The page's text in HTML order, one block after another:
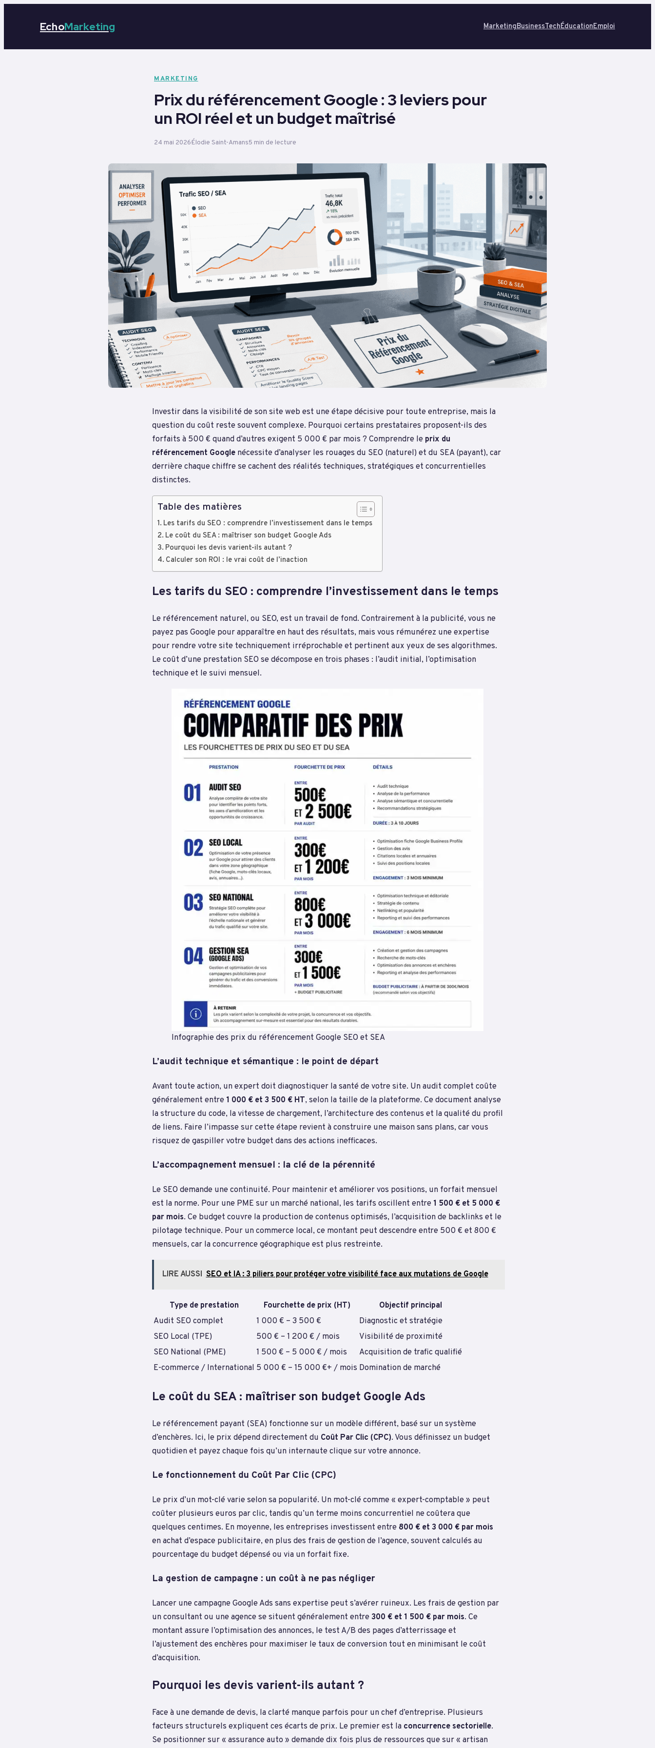
EchoMarketing MarketingBusinessTechÉducationEmploi
MARKETING
Prix du référencement Google : 3 leviers pour
un ROI réel et un budget maîtrisé
24 mai 2026Élodie Saint-Amans5 min de lecture
Investir dans la visibilité de son site web est une étape décisive pour toute entreprise, mais la
question du coût reste souvent complexe. Pourquoi certains prestataires proposent-ils des
forfaits à 500 € quand d’autres exigent 5 000 € par mois ? Comprendre le prix du
référencement Google nécessite d’analyser les rouages du SEO (naturel) et du SEA (payant), car
derrière chaque chiffre se cachent des réalités techniques, stratégiques et concurrentielles
distinctes.
Table des matières
Les tarifs du SEO : comprendre l’investissement dans le temps
Le coût du SEA : maîtriser son budget Google Ads
Pourquoi les devis varient-ils autant ?
Calculer son ROI : le vrai coût de l’inaction
Les tarifs du SEO : comprendre l’investissement dans le temps
Le référencement naturel, ou SEO, est un travail de fond. Contrairement à la publicité, vous ne
payez pas Google pour apparaître en haut des résultats, mais vous rémunérez une expertise
pour rendre votre site techniquement irréprochable et pertinent aux yeux de ses algorithmes.
Le coût d’une prestation SEO se décompose en trois phases : l’audit initial, l’optimisation
technique et le suivi mensuel.
Infographie des prix du référencement Google SEO et SEA
L’audit technique et sémantique : le point de départ
Avant toute action, un expert doit diagnostiquer la santé de votre site. Un audit complet coûte
généralement entre 1 000 € et 3 500 € HT, selon la taille de la plateforme. Ce document analyse
la structure du code, la vitesse de chargement, l’architecture des contenus et la qualité du profil
de liens. Faire l’impasse sur cette étape revient à construire une maison sans plans, car vous
risquez de gaspiller votre budget dans des actions inefficaces.
L’accompagnement mensuel : la clé de la pérennité
Le SEO demande une continuité. Pour maintenir et améliorer vos positions, un forfait mensuel
est la norme. Pour une PME sur un marché national, les tarifs oscillent entre 1 500 € et 5 000 €
par mois. Ce budget couvre la production de contenus optimisés, l’acquisition de backlinks et le
pilotage technique. Pour un commerce local, ce montant peut descendre entre 500 € et 800 €
mensuels, car la concurrence géographique est plus restreinte.
LIRE AUSSI SEO et IA : 3 piliers pour protéger votre visibilité face aux mutations de Google
Type de prestation Fourchette de prix (HT)
Objectif principal
Audit SEO complet
1 000 € – 3 500 €
Diagnostic et stratégie
SEO Local (TPE)
500 € – 1 200 € / mois
Visibilité de proximité
SEO National (PME)
1 500 € – 5 000 € / mois
Acquisition de trafic qualifié
E-commerce / International 5 000 € – 15 000 €+ / mois Domination de marché
Le coût du SEA : maîtriser son budget Google Ads
Le référencement payant (SEA) fonctionne sur un modèle différent, basé sur un système
d’enchères. Ici, le prix dépend directement du Coût Par Clic (CPC). Vous définissez un budget
quotidien et payez chaque fois qu’un internaute clique sur votre annonce.
Le fonctionnement du Coût Par Clic (CPC)
Le prix d’un mot-clé varie selon sa popularité. Un mot-clé comme « expert-comptable » peut
coûter plusieurs euros par clic, tandis qu’un terme moins concurrentiel ne coûtera que
quelques centimes. En moyenne, les entreprises investissent entre 800 € et 3 000 € par mois
en achat d’espace publicitaire, en plus des frais de gestion de l’agence, souvent calculés au
pourcentage du budget dépensé ou via un forfait fixe.
La gestion de campagne : un coût à ne pas négliger
Lancer une campagne Google Ads sans expertise peut s’avérer ruineux. Les frais de gestion par
un consultant ou une agence se situent généralement entre300 € et 1 500 € par mois. Ce
montant assure l’optimisation des annonces, le test A/B des pages d’atterrissage et
l’ajustement des enchères pour maximiser le taux de conversion tout en minimisant le coût
d’acquisition.
Pourquoi les devis varient-ils autant ?
Face à une demande de devis, la clarté manque parfois pour un chef d’entreprise. Plusieurs
facteurs structurels expliquent ces écarts de prix. Le premier est la concurrence sectorielle.
Se positionner sur « assurance auto » demande dix fois plus de ressources que sur « artisan